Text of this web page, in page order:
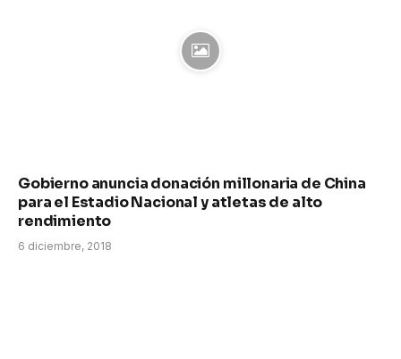
Gobierno anuncia donación millonaria de China
para el Estadio Nacional y atletas de alto
rendimiento
6 diciembre, 2018